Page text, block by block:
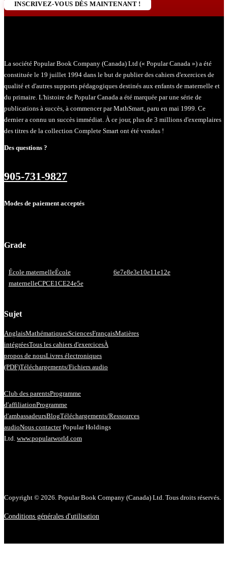
INSCRIVEZ-VOUS DÈS MAINTENANT !
La société Popular Book Company (Canada) Ltd (« Popular Canada ») a été
constituée le 19 juillet 1994 dans le but de publier des cahiers d'exercices de
qualité et d'autres supports pédagogiques destinés aux enfants de maternelle et
du primaire. L'histoire de Popular Canada a été marquée par une série de
publications à succès, à commencer par MathSmart, paru en mai 1999. Ce
dernier a connu un succès immédiat. À ce jour, plus de 3 millions d'exemplaires
des titres de la collection Complete Smart ont été vendus !
Des questions ?
905-731-9827
Modes de paiement acceptés
Grade
École maternelleÉcole
maternelleCPCE1 CE24e5e
6e7e8e3e10e11e12e
Sujet
AnglaisMathématiquesSciencesFrançaisMatières
intégréesTous les cahiers d'exercicesÀ
propos de nousLivres électroniques
(PDF)Téléchargements/Fichiers audio
Club des parentsProgramme
d'affiliationProgramme
d'ambassadeursBlogTéléchargements/Ressources
audioNous contacter Popular Holdings
Ltd. www.popularworld.com
Copyright © 2026. Popular Book Company (Canada) Ltd. Tous droits réservés.
Conditions générales d'utilisation